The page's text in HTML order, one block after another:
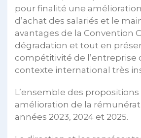
pour finalité une
d’achat des salariés et le
avantages de la Convention
dégradation et tout en
compétitivité de l’entreprise
contexte international très
L’ensemble des
amélioration de la
années 2023, 2024 et 2025.